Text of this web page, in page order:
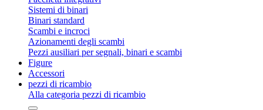
Sistemi di binari
Binari standard
Scambi e incroci
Azionamenti degli scambi
Pezzi ausiliari per segnali, binari e scambi
Figure
Accessori
pezzi di ricambio
Alla categoria pezzi di ricambio